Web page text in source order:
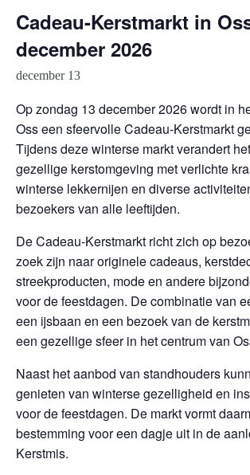
Cadeau-Kerstmarkt in
december 2026
december 13
Op zondag 13 december 2026 wordt in
Oss een sfeervolle Cadeau-Kerstmarkt
Tijdens deze winterse markt verandert
gezellige kerstomgeving met verlichte
winterse lekkernijen en diverse
bezoekers van alle leeftijden.
De Cadeau-Kerstmarkt richt zich op
zoek zijn naar originele cadeaus,
streekproducten, mode en andere
voor de feestdagen. De combinatie van
een ijsbaan en een bezoek van de
een gezellige sfeer in het centrum van
Naast het aanbod van standhouders
genieten van winterse gezelligheid en
voor de feestdagen. De markt vormt
bestemming voor een dagje uit in de
Kerstmis.